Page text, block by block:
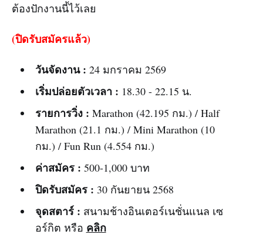
ต้องปักงานนี้ไว้เลย
(ปิดรับสมัครแล้ว)
วันจัดงาน : 24 มกราคม 2569
เริ่มปล่อยตัวเวลา : 18.30 - 22.15 น.
รายการวิ่ง : Marathon (42.195 กม.) / Half
Marathon (21.1 กม.) / Mini Marathon (10
กม.) / Fun Run (4.554 กม.)
ค่าสมัคร : 500-1,000 บาท
ปิดรับสมัคร : 30 กันยายน 2568
จุดสตาร์ : สนามช้างอินเตอร์เนชั่นแนล เซ
อร์กิต หรือ คลิก